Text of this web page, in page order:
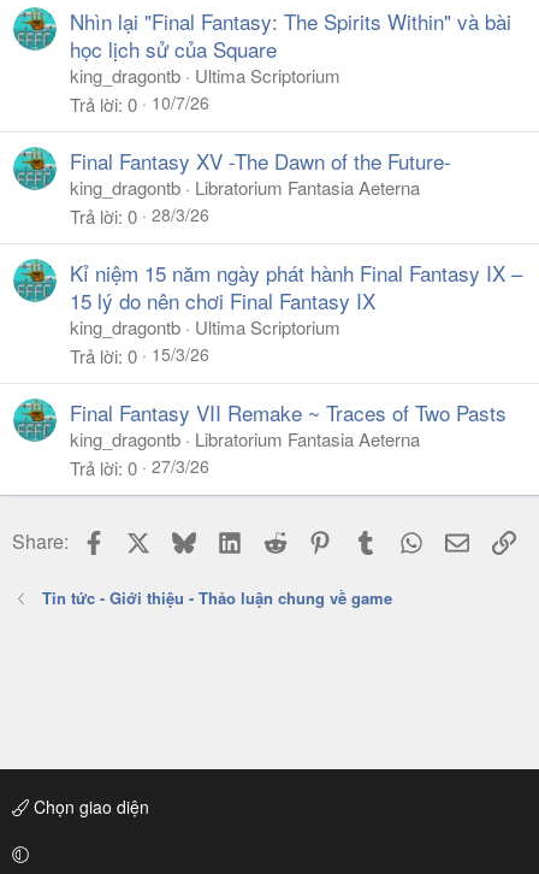
Nhìn lại "Final Fantasy: The Spirits Within" và bài
học lịch sử của Square
king_dragontb
Ultima Scriptorium
Trả lời 0 10/7/26
Final Fantasy XV -The Dawn of the Future-
king_dragontb
Libratorium Fantasia Aeterna
Trả lời 0 28/3/26
Kỉ niệm 15 năm ngày phát hành Final Fantasy IX –
15 lý do nên chơi Final Fantasy IX
king_dragontb
Ultima Scriptorium
Trả lời 0 15/3/26
Final Fantasy VII Remake ~ Traces of Two Pasts
king_dragontb
Libratorium Fantasia Aeterna
Trả lời 0 27/3/26
Share: Facebook BlueskyLinkedIn
Reddit PinterestTumblr WhatsApp
Email
Tin tức - Giới thiệu - Thảo luận chung về game
Chọn giao diện